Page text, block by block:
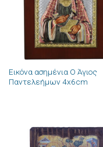
Εικόνα ασημένια Ο Άγιος
Παντελεήμων 4x6cm